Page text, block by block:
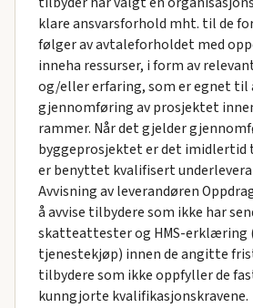
klare ansvarsforhold mht. til de
følger av avtaleforholdet med
inneha ressurser, i form av
og/eller erfaring, som er egnet til
gjennomføring av prosjektet
rammer. Når det gjelder
byggeprosjektet er det
er benyttet kvalifisert
Avvisning av leverandøren
å avvise tilbydere som ikke har
skatteattester og HMS-erklæring
tjenestekjøp) innen de angitte
tilbydere som ikke oppfyller de
kunngjorte kvalifikasjonskravene.